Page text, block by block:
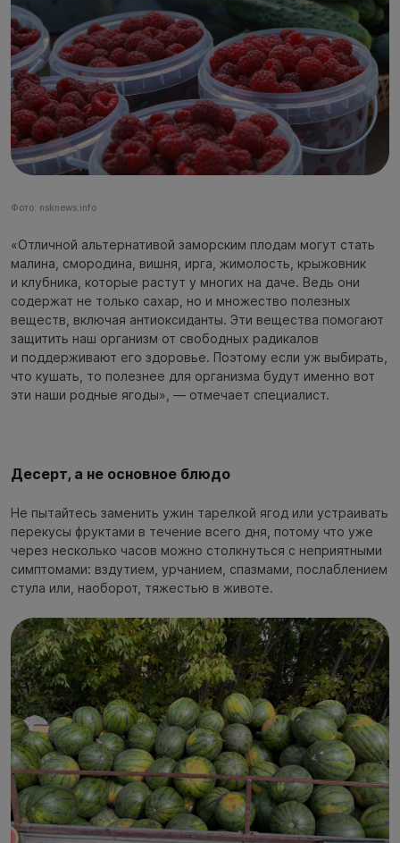
Фото: nsknews.info
«Отличной альтернативой заморским плодам могут стать
малина, смородина, вишня, ирга, жимолость, крыжовник
и клубника, которые растут у многих на даче. Ведь они
содержат не только сахар, но и множество полезных
веществ, включая антиоксиданты. Эти вещества помогают
защитить наш организм от свободных радикалов
и поддерживают его здоровье. Поэтому если уж выбирать,
что кушать, то полезнее для организма будут именно вот
эти наши родные ягоды», — отмечает специалист.
Десерт, а не основное блюдо
Не пытайтесь заменить ужин тарелкой ягод или устраивать
перекусы фруктами в течение всего дня, потому что уже
через несколько часов можно столкнуться с неприятными
симптомами: вздутием, урчанием, спазмами, послаблением
стула или, наоборот, тяжестью в животе.